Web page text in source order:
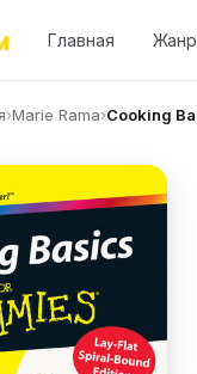
Главная
›Marie Rama›Cooking